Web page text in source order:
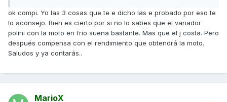
ok compi. Yo las 3 cosas que te e dicho las e probado por eso te
lo aconsejo. Bien es cierto por si no lo sabes que el variador
polini con la moto en frio suena bastante. Mas que el j costa. Pero
después compensa con el rendimiento que obtendrá la moto.
Saludos y ya contarás..
MarioX